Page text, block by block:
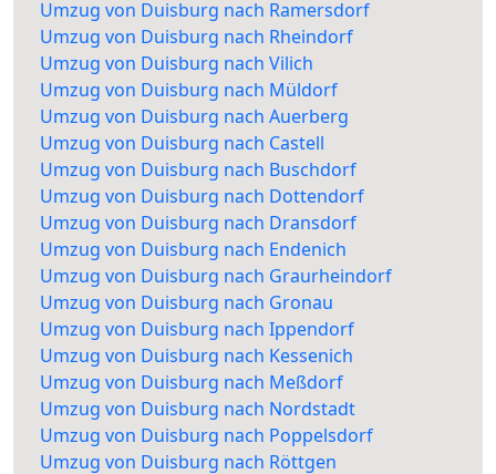
Umzug von Duisburg nach Ramersdorf
Umzug von Duisburg nach Rheindorf
Umzug von Duisburg nach Vilich
Umzug von Duisburg nach Müldorf
Umzug von Duisburg nach Auerberg
Umzug von Duisburg nach Castell
Umzug von Duisburg nach Buschdorf
Umzug von Duisburg nach Dottendorf
Umzug von Duisburg nach Dransdorf
Umzug von Duisburg nach Endenich
Umzug von Duisburg nach Graurheindorf
Umzug von Duisburg nach Gronau
Umzug von Duisburg nach Ippendorf
Umzug von Duisburg nach Kessenich
Umzug von Duisburg nach Meßdorf
Umzug von Duisburg nach Nordstadt
Umzug von Duisburg nach Poppelsdorf
Umzug von Duisburg nach Röttgen